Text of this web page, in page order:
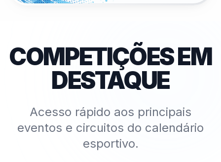
COMPETIÇÕES EM
DESTAQUE
Acesso rápido aos principais
eventos e circuitos do calendário
esportivo.